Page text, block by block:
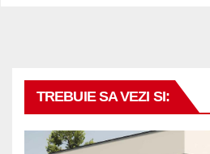
TREBUIE SA VEZI SI: